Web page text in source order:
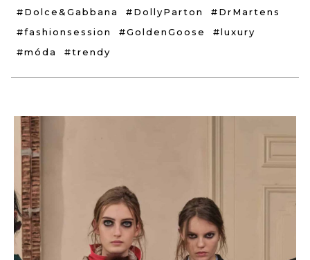
#Dolce&Gabbana #DollyParton
#DrMartens
#fashionsession
#GoldenGoose
#luxury
#móda
#trendy